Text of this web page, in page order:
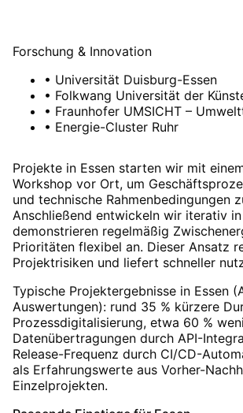
Forschung & Innovation
• Universität Duisburg-Essen
• Folkwang Universität der
• Fraunhofer UMSICHT –
• Energie-Cluster Ruhr
Projekte in Essen starten wir mit
Workshop vor Ort, um
und technische Rahmenbedingungen
Anschließend entwickeln wir iterativ
demonstrieren regelmäßig
Prioritäten flexibel an. Dieser Ansatz
Projektrisiken und liefert schneller
Typische Projektergebnisse in Essen
Auswertungen): rund 35 % kürzere
Prozessdigitalisierung, etwa 60 %
Datenübertragungen durch API-
Release-Frequenz durch CI/CD-
als Erfahrungswerte aus Vorher-
Einzelprojekten.